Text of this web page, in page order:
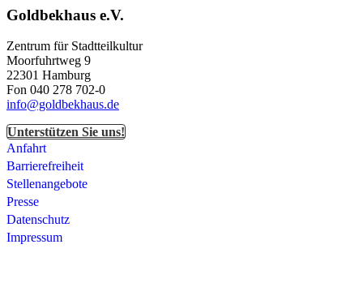
Goldbekhaus e.V.
Zentrum für Stadtteilkultur
Moorfuhrtweg 9
22301 Hamburg
Fon 040 278 702-0
info@goldbekhaus.de
Unterstützen Sie uns!
Anfahrt
Barrierefreiheit
Stellenangebote
Presse
Datenschutz
Impressum